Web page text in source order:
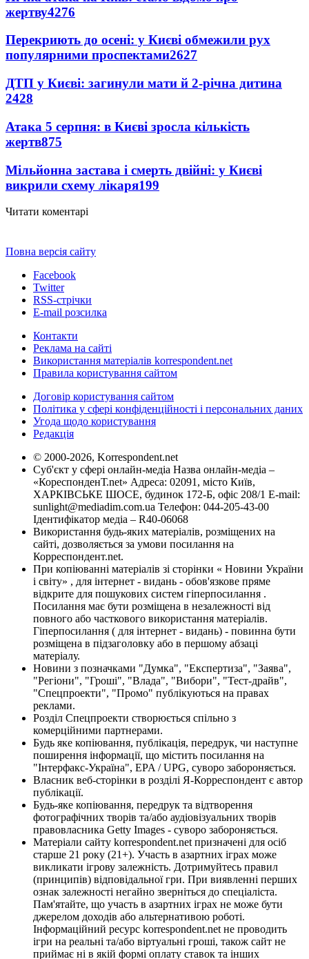
жертву4276
Перекриють до осені: у Києві обмежили рух
популярними проспектами2627
ДТП у Києві: загинули мати й 2-річна дитина
2428
Атака 5 серпня: в Києві зросла кількість
жертв875
Мільйонна застава і смерть двійні: у Києві
викрили схему лікаря199
Читати коментарі
Повна версія сайту
Facebook
Twitter
RSS-стрічки
E-mail розсилка
Контакти
Реклама на сайті
Використання матеріалів korrespondent.net
Правила користування сайтом
Договір користування сайтом
Політика у сфері конфіденційності і персональних даних
Угода щодо користування
Редакція
© 2000-2026, Korrespondent.net
Суб'єкт у сфері онлайн-медіа Назва онлайн-медіа –
«КореспонденТ.net» Адреса: 02091, місто Київ,
ХАРКІВСЬКЕ ШОСЕ, будинок 172-Б, офіс 208/1 E-mail:
sunlight@mediadim.com.ua Телефон: 044-205-43-00
Ідентифікатор медіа – R40-06068
Використання будь-яких матеріалів, розміщених на
сайті, дозволяється за умови посилання на
Корреспондент.net.
При копіюванні матеріалів зі сторінки « Новини України
і світу» , для інтернет - видань - обов'язкове пряме
відкрите для пошукових систем гіперпосилання .
Посилання має бути розміщена в незалежності від
повного або часткового використання матеріалів.
Гіперпосилання ( для інтернет - видань) - повинна бути
розміщена в підзаголовку або в першому абзаці
матеріалу.
Новини з позначками "Думка", "Експертиза", "Заява",
"Регіони", "Гроші", "Влада", "Вибори", "Тест-драйв",
"Спецпроекти", "Промо" публікуються на правах
реклами.
Розділ Спецпроекти створюється спільно з
комерційними партнерами.
Будь яке копіювання, публікація, передрук, чи наступне
поширення інформації, що містить посилання на
"Інтерфакс-Україна", EPA / UPG, суворо забороняється.
Власник веб-сторінки в розділі Я-Корреспондент є автор
публікації.
Будь-яке копіювання, передрук та відтворення
фотографічних творів та/або аудіовізуальних творів
правовласника Getty Images - суворо забороняється.
Матеріали сайту korrespondent.net призначені для осіб
старше 21 року (21+). Участь в азартних іграх може
викликати ігрову залежність. Дотримуйтесь правил
(принципів) відповідальної гри. При виявленні перших
ознак залежності негайно зверніться до спеціаліста.
Пам'ятайте, що участь в азартних іграх не може бути
джерелом доходів або альтернативою роботі.
Інформаційний ресурс korrespondent.net не проводить
ігри на реальні та/або віртуальні гроші, також сайт не
приймає ні в якій формі оплату ставок та інших